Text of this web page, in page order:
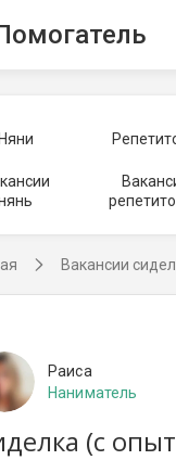
Няни
Вакансии
Раиса
Наниматель
(с